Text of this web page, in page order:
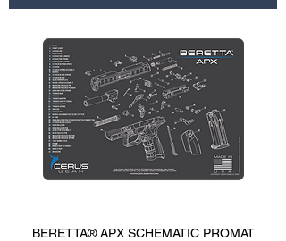
BERETTA® APX SCHEMATIC PROMAT